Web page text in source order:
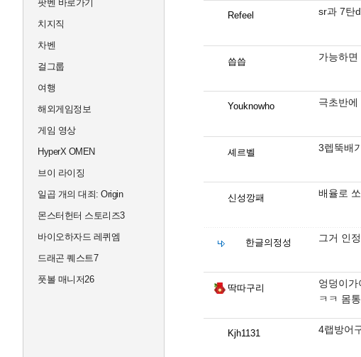
팟벤 바로가기
치지직
차벤
걸그룹
여행
해외게임정보
게임 영상
HyperX OMEN
브이 라이징
일곱 개의 대죄: Origin
몬스터헌터 스토리즈3
바이오하자드 레퀴엠
드래곤 퀘스트7
풋볼 매니저26
Refeel sr과 7탄
씁씁 가능하
Youknowho 극초반에
셰르벨 3렙뚝배
신성깡패 배율로
한글의정성 그거 인정
딱따구리
엉덩이
ㅋㅋ 몸
Kjh1131 4랩방어